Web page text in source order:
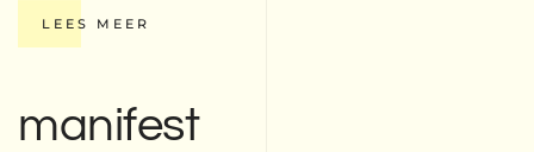
LEES MEER
manifest